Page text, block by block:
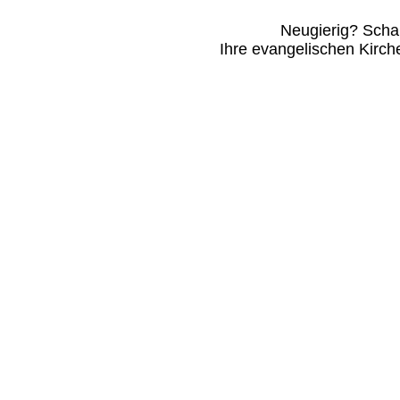
Neugierig?
Ihre evangelischen